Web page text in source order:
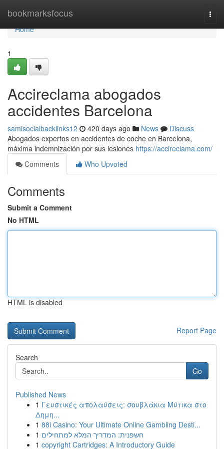
bookmarksfocus
Home
Home
1
Accireclama abogados
accidentes Barcelona
samisocialbacklinks12 420 days ago News
Discuss
Abogados expertos en accidentes de coche en Barcelona,
máxima indemnización por sus lesiones https://accireclama.com/
Comments
Who Upvoted
Comments
Submit a Comment
No HTML
HTML is disabled
Report Page
Search
Go
Published News
1 Γευστικές απολαύσεις: σουβλάκια Μύτικα στο
Δημη...
1 88i Casino: Your Ultimate Online Gambling Desti...
1 חשפנית: המדריך המלא למתחילים
1 copyright Cartridges: A Introductory Guide